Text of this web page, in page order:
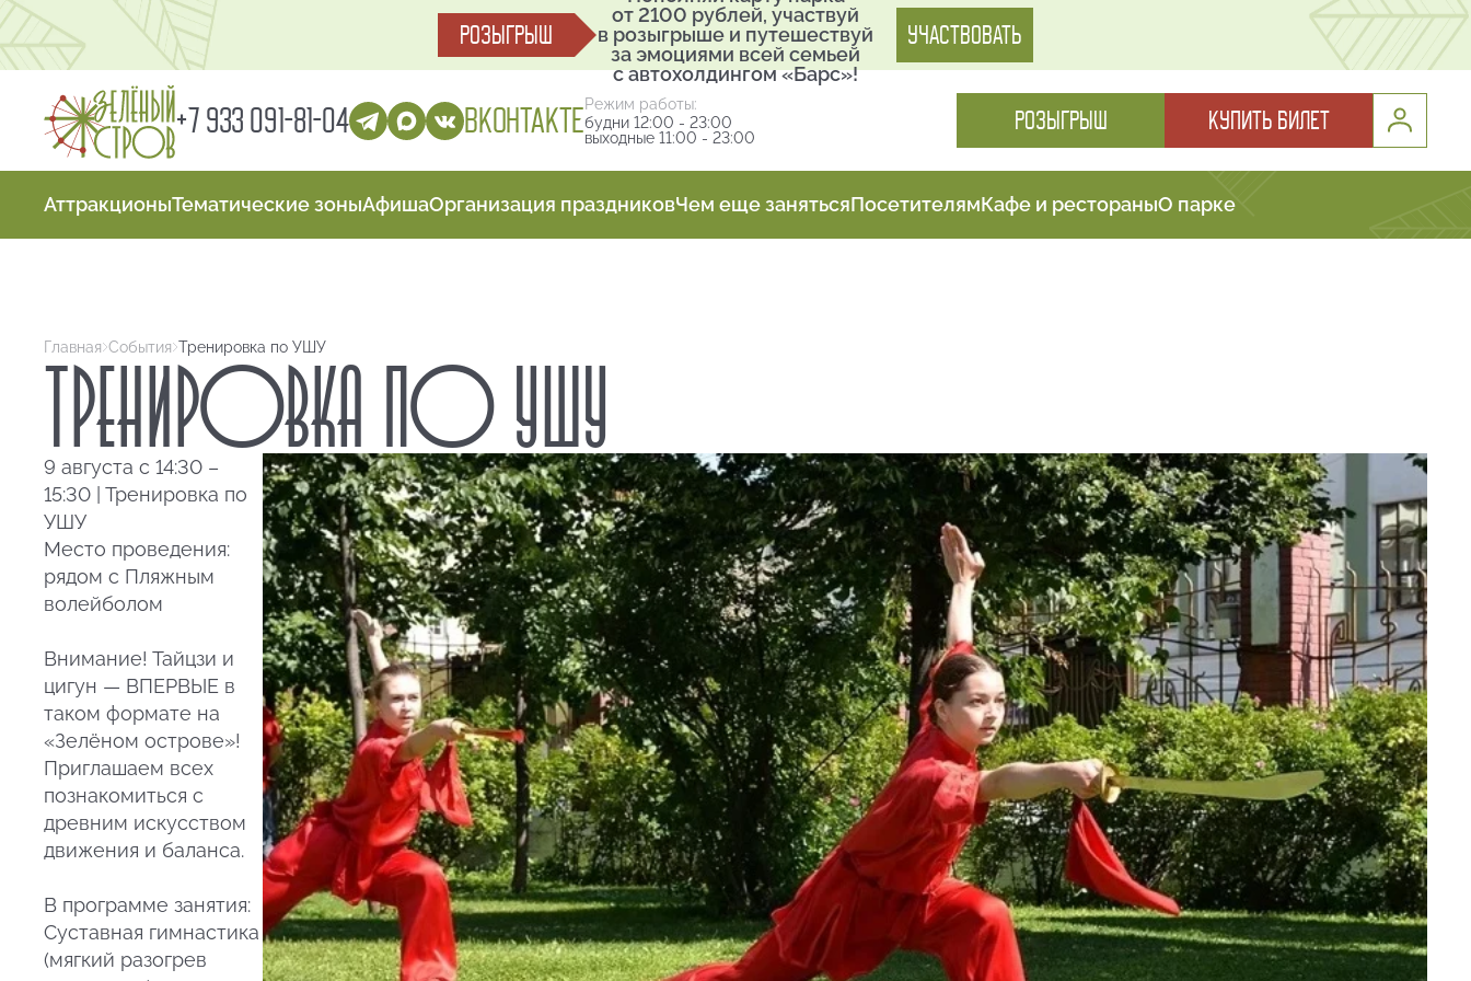
РОЗЫГРЫШ
от 2100 рублей, участвуй
в розыгрыше и путешествуй
за эмоциями всей семьей
с автохолдингом «Барс»!
УЧАСТВОВАТЬ
+7 933 091-81-04 ВКОНТАКТЕРежим работы:
будни 12:00 - 23:00
выходные 11:00 - 23:00
РОЗЫГРЫШ КУПИТЬ БИЛЕТ
АттракционыТематические зоныАфишаОрганизация праздниковЧем еще занятьсяПосетителямКафе и рестораныО парке
Главная События Тренировка по УШУ
ТРЕНИРОВКА ПО УШУ
9 августа с 14:30 –
15:30 | Тренировка по
УШУ
Место проведения:
рядом с Пляжным
волейболом
Внимание! Тайцзи и
цигун — ВПЕРВЫЕ в
таком формате на
«Зелёном острове»!
Приглашаем всех
познакомиться с
древним искусством
движения и баланса.
В программе занятия:
Суставная гимнастика
(мягкий разогрев